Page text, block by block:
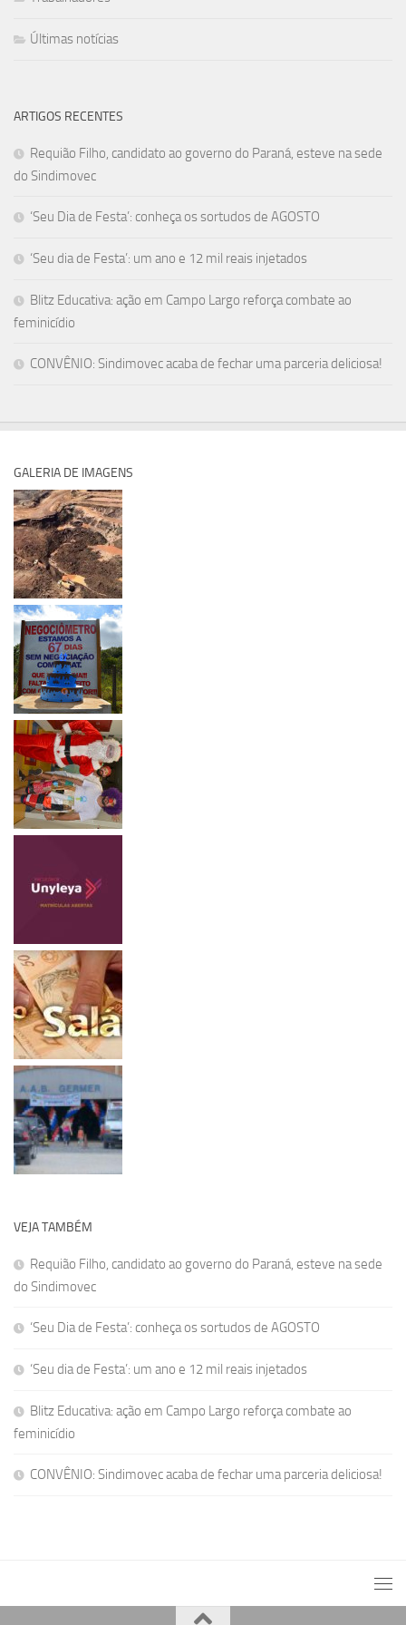
Últimas notícias
ARTIGOS RECENTES
Requião Filho, candidato ao governo do Paraná, esteve na sede
do Sindimovec
‘Seu Dia de Festa’: conheça os sortudos de AGOSTO
‘Seu dia de Festa’: um ano e 12 mil reais injetados
Blitz Educativa: ação em Campo Largo reforça combate ao
feminicídio
CONVÊNIO: Sindimovec acaba de fechar uma parceria deliciosa!
GALERIA DE IMAGENS
VEJA TAMBÉM
Requião Filho, candidato ao governo do Paraná, esteve na sede
do Sindimovec
‘Seu Dia de Festa’: conheça os sortudos de AGOSTO
‘Seu dia de Festa’: um ano e 12 mil reais injetados
Blitz Educativa: ação em Campo Largo reforça combate ao
feminicídio
CONVÊNIO: Sindimovec acaba de fechar uma parceria deliciosa!